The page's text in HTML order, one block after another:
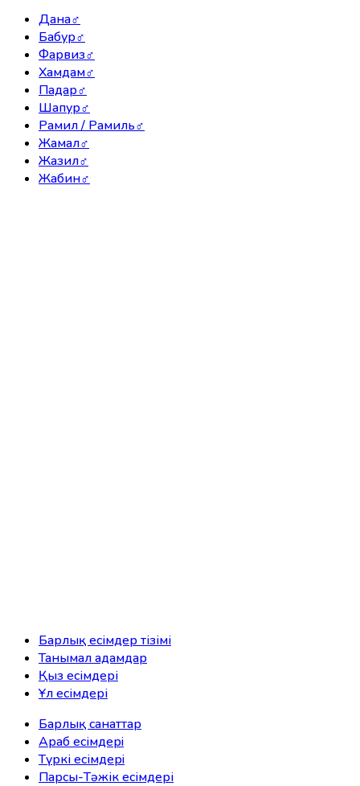
Дана♂
Бабур♂
Фарвиз♂
Хамдам♂
Падар♂
Шапур♂
Рамил / Рамиль♂
Жамал♂
Жазил♂
Жабин♂
Барлық есімдер тізімі
Танымал адамдар
Қыз есімдері
Ұл есімдері
Барлық санаттар
Араб есімдерi
Түркі есімдерi
Парсы-Тәжік есімдері